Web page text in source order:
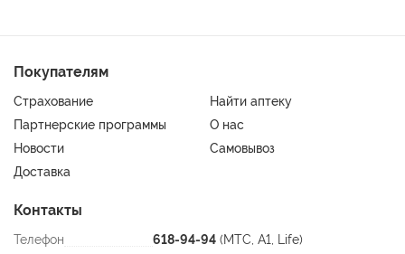
Покупателям
Страхование
Найти аптеку
Партнерские программы
О нас
Новости
Самовывоз
Доставка
Контакты
Телефон 618-94-94 (МТС, A1, Life)